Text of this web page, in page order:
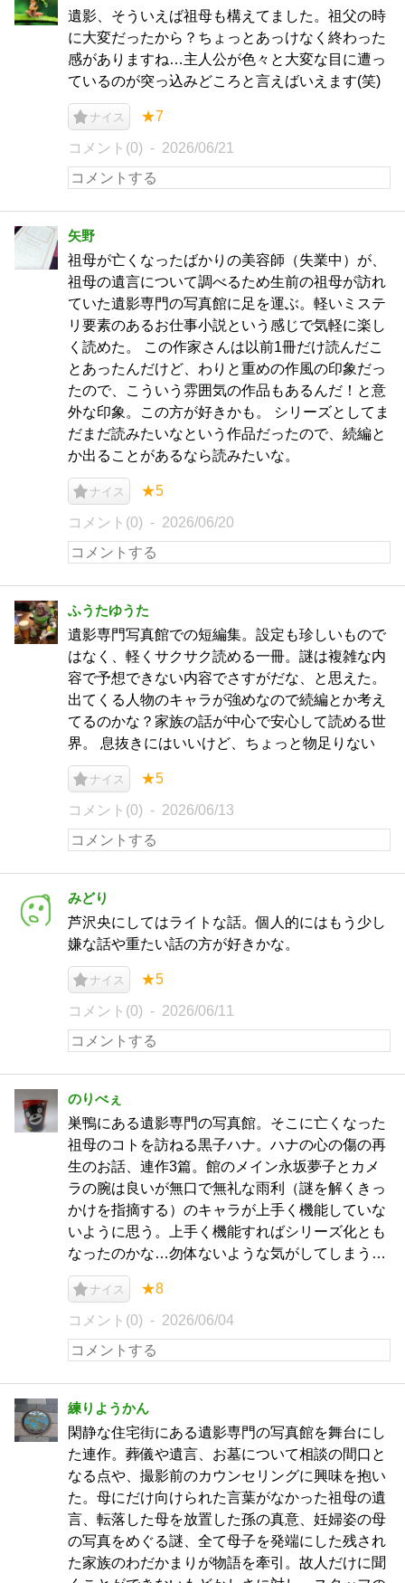
遺影、そういえば祖母も構えてました。祖父の時
に大変だったから？ちょっとあっけなく終わった
感がありますね…主人公が色々と大変な目に遭っ
ているのが突っ込みどころと言えばいえます(笑)
ナイス ★7
コメント(0) 2026/06/21
矢野
祖母が亡くなったばかりの美容師（失業中）が、
祖母の遺言について調べるため生前の祖母が訪れ
ていた遺影専門の写真館に足を運ぶ。軽いミステ
リ要素のあるお仕事小説という感じで気軽に楽し
く読めた。 この作家さんは以前1冊だけ読んだこ
とあったんだけど、わりと重めの作風の印象だっ
たので、こういう雰囲気の作品もあるんだ！と意
外な印象。この方が好きかも。 シリーズとしてま
だまだ読みたいなという作品だったので、続編と
か出ることがあるなら読みたいな。
ナイス ★5
コメント(0) 2026/06/20
ふうたゆうた
遺影専門写真館での短編集。設定も珍しいもので
はなく、軽くサクサク読める一冊。謎は複雑な内
容で予想できない内容でさすがだな、と思えた。
出てくる人物のキャラが強めなので続編とか考え
てるのかな？家族の話が中心で安心して読める世
界。 息抜きにはいいけど、ちょっと物足りない
ナイス ★5
コメント(0) 2026/06/13
みどり
芦沢央にしてはライトな話。個人的にはもう少し
嫌な話や重たい話の方が好きかな。
ナイス ★5
コメント(0) 2026/06/11
のりべぇ
巣鴨にある遺影専門の写真館。そこに亡くなった
祖母のコトを訪ねる黒子ハナ。ハナの心の傷の再
生のお話、連作3篇。館のメイン永坂夢子とカメ
ラの腕は良いが無口で無礼な雨利（謎を解くきっ
かけを指摘する）のキャラが上手く機能していな
いように思う。上手く機能すればシリーズ化とも
なったのかな…勿体ないような気がしてしまう…
ナイス ★8
コメント(0) 2026/06/04
練りようかん
閑静な住宅街にある遺影専門の写真館を舞台にし
た連作。葬儀や遺言、お墓について相談の間口と
なる点や、撮影前のカウンセリングに興味を抱い
た。母にだけ向けられた言葉がなかった祖母の遺
言、転落した母を放置した孫の真意、妊婦姿の母
の写真をめぐる謎、全て母子を発端にした残され
た家族のわだかまりが物語を牽引。故人だけに聞